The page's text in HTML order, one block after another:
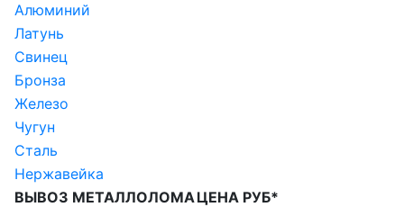
Алюминий
Латунь
Свинец
Бронза
Железо
Чугун
Сталь
Нержавейка
ВЫВОЗ МЕТАЛЛОЛОМАЦЕНА РУБ*